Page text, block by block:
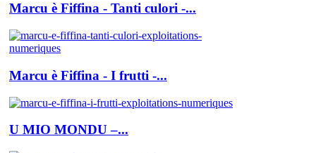
Marcu è Fiffina - Tanti culori -...
Marcu è Fiffina - I frutti -...
U MIO MONDU –...